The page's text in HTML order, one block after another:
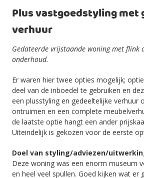
Plus vastgoedstyling met
verhuur
Gedateerde vrijstaande woning met flink
onderhoud.
Er waren hier twee opties mogelijk;
deel van de inboedel te gebruiken en
een plusstyling en gedeeltelijke verhuur
ontruimen en een complete
de laatste optie hangt een ander
Uiteindelijk is gekozen voor de eerste
Doel van styling/adviezen/
Deze woning was een enorm museum
en heel veel spullen. Goed kijken wat er